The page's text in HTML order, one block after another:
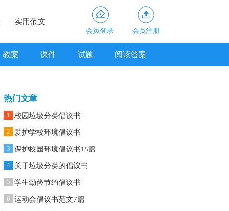
实用范文
会员登录 会员注册
教案 课件 试题 阅读答案
热门文章
1 校园垃圾分类倡议书
2 爱护学校环境倡议书
3 保护校园环境倡议书15篇
4 关于垃圾分类的倡议书
5 学生勤俭节约倡议书
6 运动会倡议书范文7篇